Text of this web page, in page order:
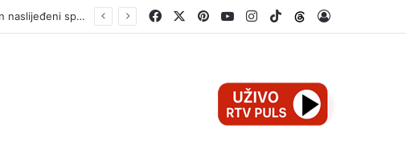
FacebookPinterestYouTubeInstagram
TikTokThreads